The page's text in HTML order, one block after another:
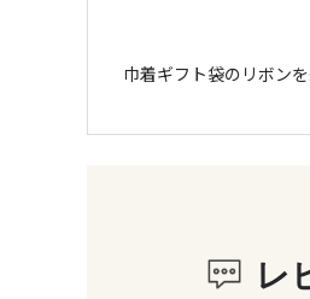
巾着ギフト袋のリボン
レ